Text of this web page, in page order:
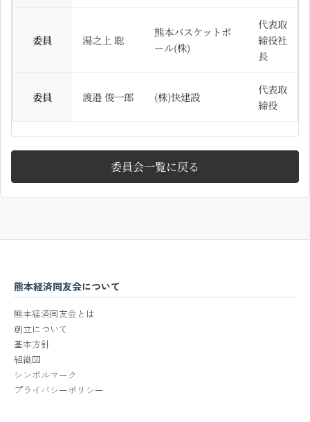
委員 湯之上 聡
熊本バスケットボ
ール(株)
代表取
締役社
長
委員 渡邉 俊一郎 (株)快建設
代表取
締役
委員会一覧に戻る
熊本経済同友会について
熊本経済同友会とは
創立について
基本方針
組織図
シンボルマーク
プライバシーポリシー